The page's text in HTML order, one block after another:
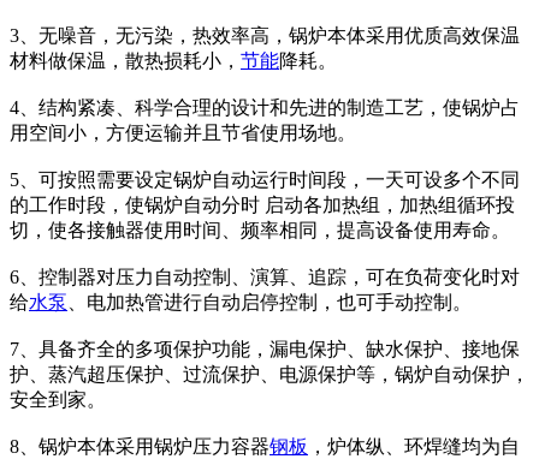
3、无噪音，无污染，热效率高，锅炉本体采用优质高效保温
材料做保温，散热损耗小， 节能降耗。
4、结构紧凑、科学合理的设计和先进的制造工艺，使锅炉占
用空间小，方便运输并且节省使用场地。
5、可按照需要设定锅炉自动运行时间段，一天可设多个不同
的工作时段，使锅炉自动分时 启动各加热组，加热组循环投
切，使各接触器使用时间、频率相同，提高设备使用寿命。
6、控制器对压力自动控制、演算、追踪，可在负荷变化时对
给水泵 、电加热管进行自动启停控制，也可手动控制。
7、具备齐全的多项保护功能，漏电保护、缺水保护、接地保
护、蒸汽超压保护、过流保护、电源保护等，锅炉自动保护，
安全到家。
8、锅炉本体采用锅炉压力容器钢板 ，炉体纵、环焊缝均为自